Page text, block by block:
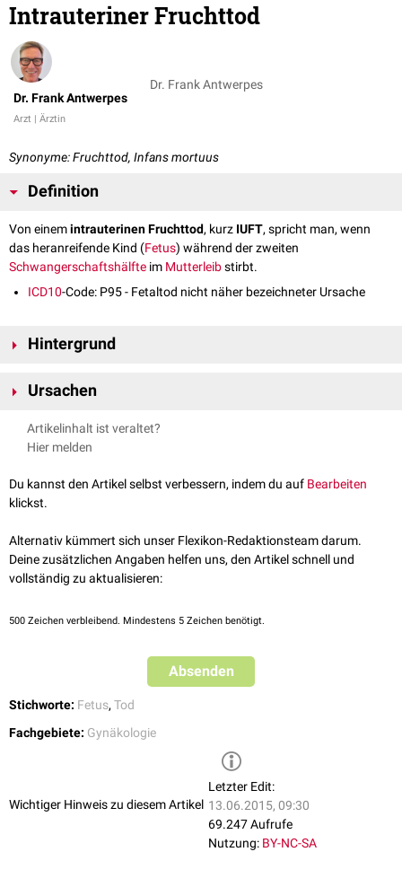
Intrauteriner Fruchttod
Dr. Frank Antwerpes
Arzt | Ärztin
Dr. Frank Antwerpes
Synonyme: Fruchttod, Infans mortuus
Definition
Von einemintrauterinen Fruchttod, kurz IUFT, spricht man, wenn
das heranreifende Kind (Fetus) während der zweiten
Schwangerschaftshälfte im Mutterleibstirbt.
ICD10-Code: P95 - Fetaltod nicht näher bezeichneter Ursache
Hintergrund
Wird der Fetus spontan ausgestoßen, mündet der IUFT in eine so
g, spricht man von einerFehlgeburt
Kommt es nicht zu Blutungen und zur
"Missed abortion" vor.
Ursachen
Die Ursachen für einen intrauterinen Fruchttod lassen sich nicht immer
eindeutig feststellen. Mögliche Faktoren sind:
Chromosomenaberrationen)
Biologische
Chemische Noxen (Medikamente,Drogen)
Physikalische Noxen (ionisierende Strahlen)
MechanischeTraumen(Sturz
Maternale
Ursachen
Endokrine Störungen der Mutter (Diabetes mellitus
Hyperthyreose)
Artikelinhalt ist veraltet?
Hier melden
Du kannst den Artikel selbst verbessern, indem du auf Bearbeiten
klickst.
Alternativ kümmert sich unser Flexikon-Redaktionsteam darum.
Deine zusätzlichen Angaben helfen uns, den Artikel schnell und
vollständig zu aktualisieren:
500 Zeichen verbleibend. Mindestens 5 Zeichen benötigt.
Absenden
Stichworte: Fetus, Tod
Fachgebiete: Gynäkologie
Wichtiger Hinweis zu diesem Artikel
Letzter Edit:
13.06.2015, 09:30
69.247 Aufrufe
Nutzung: BY-NC-SA